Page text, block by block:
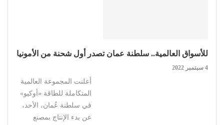
للأسواق العالمية.. سلطنة عمان تصدر أول شحنة من الأمونيا
4 سبتمبر 2022
أعلنت المجموعة العالمية
المتكاملة للطاقة «أوكيو»
في سلطنة عُمان، الأحد،
عن بدء الإنتاج بمصنع